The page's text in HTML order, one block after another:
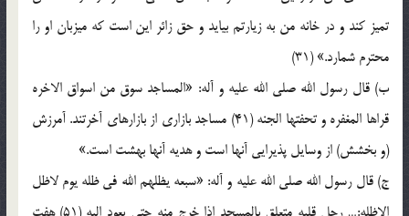
تمیز کند و در خانه من به زیارتم بیاید و حق زائر این است که میزبان او را
محترم شمارد.» (31)
ب) قال رسول الله صلی الله علیه و آله: «المساجد سوق من اسواق الاخره
قراها المغفره و تحفتها الجنه (41) مساجد بازاری از بازارهای آخرتند. آمرزش
(و بخشش) از وسایل پذیرایی آنها است و هدیه آنها بهشت است.»
ج) قال رسول الله صلی الله علیه و آله: «سبعه یظلهم الله فی ظله یوم لاظل